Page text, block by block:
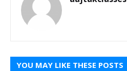
YOU MAY LIKE THESE POSTS